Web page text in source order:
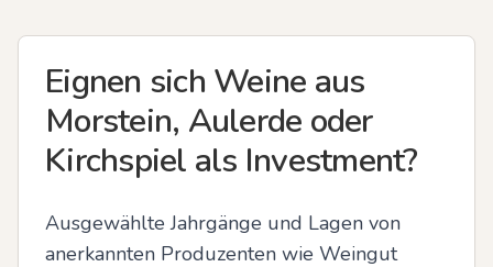
Eignen sich Weine aus
Morstein, Aulerde oder
Kirchspiel als Investment?
Ausgewählte Jahrgänge und Lagen von
anerkannten Produzenten wie Weingut